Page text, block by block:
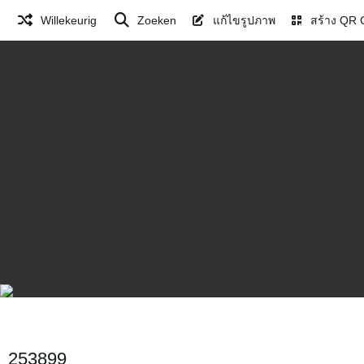
Willekeurig Zoeken แก้ไขรูปภาพ สร้าง QR
253899